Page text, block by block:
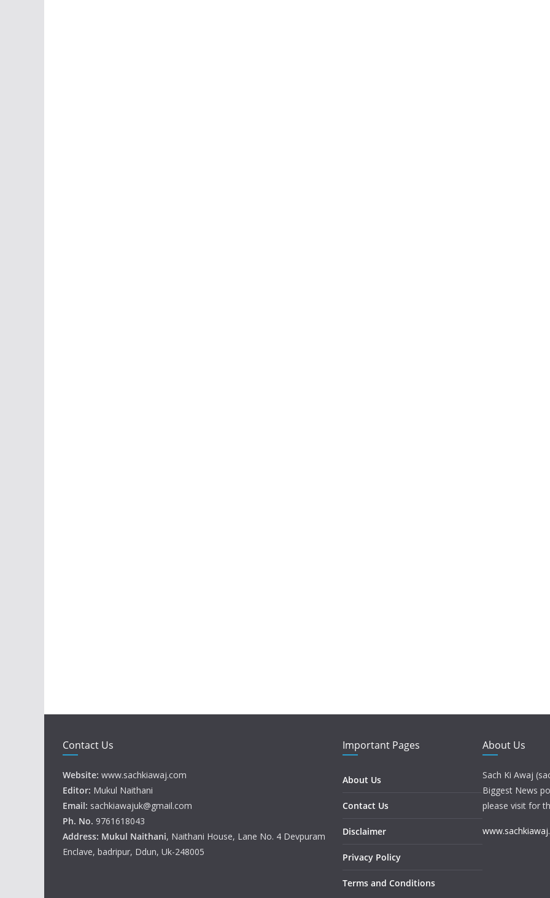
Contact Us
Website: www.sachkiawaj.com
Editor: Mukul Naithani
Email: sachkiawajuk@gmail.com
Ph. No. 9761618043
Address: Mukul Naithani, Naithani House, Lane No. 4 Devpuram
Enclave, badripur, Ddun, Uk-248005
Important Pages
About Us
Contact Us
Disclaimer
Privacy Policy
Terms and Conditions
About Us
Sach Ki Awaj
Biggest News
please visit for